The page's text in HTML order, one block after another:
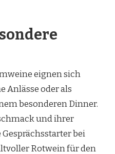
eignen sich
Anlässe oder als
besonderen Dinner.
und ihrer
bei
Rotwein für den